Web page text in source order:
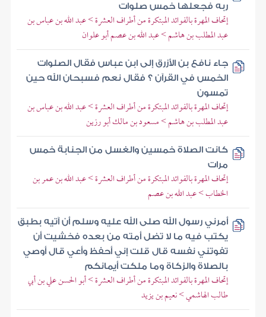
ربه فجعلها خمس صلوات
إتحاف المهرة بالفوائد المبتكرة من أطراف العشرة > عبد الله بن عباس بن
عبد المطلب بن هاشم > عبد الله بن عصم أبو علوان
جاء نافع بن الأزرق إلى ابن عباس فقال الصلوات
الخمس في القرآن ؟ فقال نعم فسبحان الله حين
تمسون
إتحاف المهرة بالفوائد المبتكرة من أطراف العشرة > عبد الله بن عباس بن
عبد المطلب بن هاشم > مسعود بن مالك أبو رزين
كانت الصلاة خمسين والغسل من الجنابة خمس
مرات
إتحاف المهرة بالفوائد المبتكرة من أطراف العشرة > عبد الله بن عمر بن
الخطاب > عبد الله بن عصم
أمرني رسول الله صلى الله عليه وسلم أن آتيه بطبق
يكتب فيه ما لا تضل أمته من بعده فخشيت أن
تفوتني نفسه قال قلت إني أحفظ وأعي قال أوصي
بالصلاة والزكاة وما ملكت أيمانكم
إتحاف المهرة بالفوائد المبتكرة من أطراف العشرة > أبو الحسن علي بن أبي
طالب الهاشمي > نعيم بن يزيد